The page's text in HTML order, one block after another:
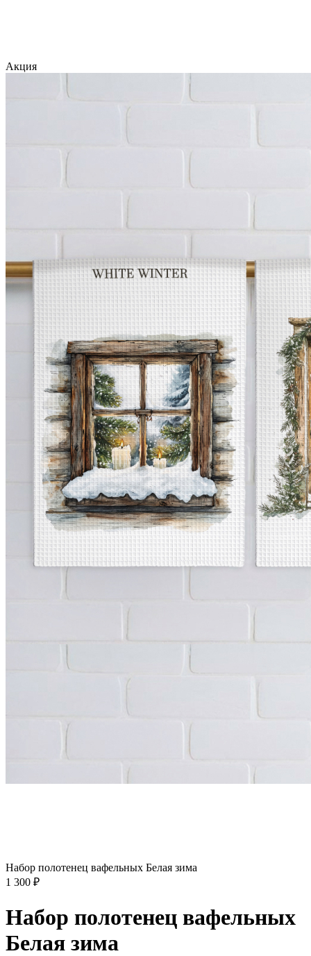
Акция
Набор полотенец вафельных Белая зима
1 300 ₽
Набор полотенец вафельных
Белая зима